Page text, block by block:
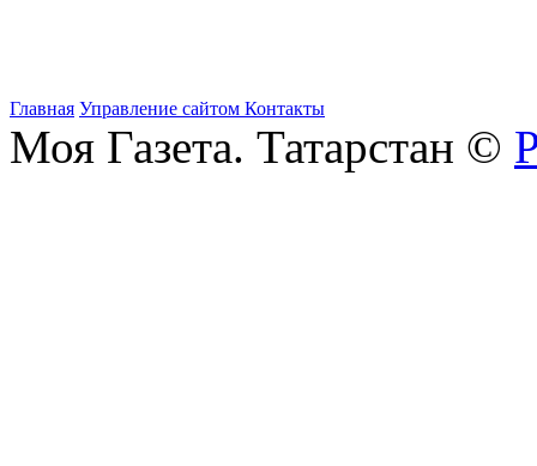
Главная Управление сайтом Контакты
Моя Газета. Татарстан ©